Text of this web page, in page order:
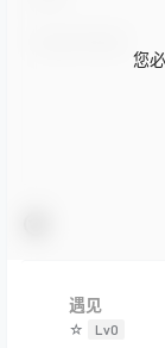
您
遇见
☆ Lv0